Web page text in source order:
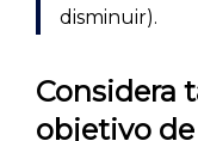
disminuir).
Considera
objetivo